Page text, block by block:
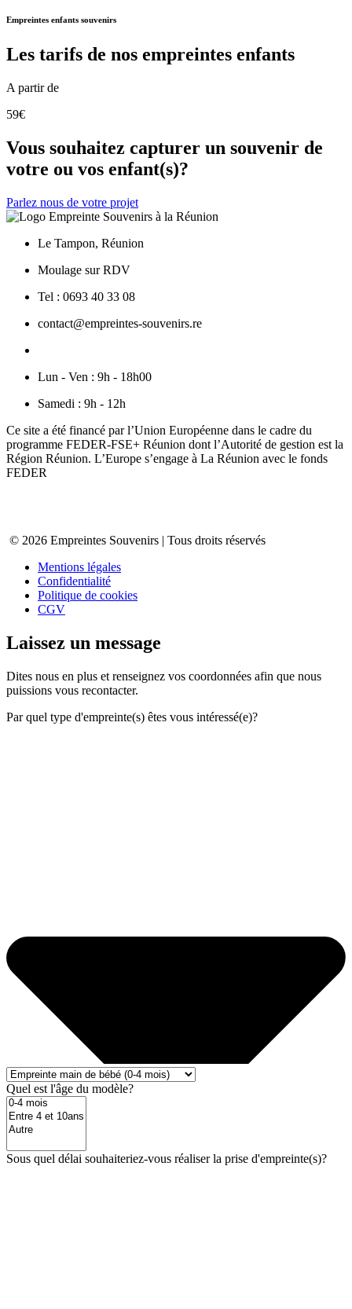
Empreintes enfants souvenirs
Les tarifs de nos empreintes enfants
A partir de
59€
Vous souhaitez capturer un souvenir de
votre ou vos enfant(s)?
Parlez nous de votre projet
Le Tampon, Réunion
Moulage sur RDV
Tel : 0693 40 33 08
contact@empreintes-souvenirs.re
Lun - Ven : 9h - 18h00
Samedi : 9h - 12h
Ce site a été financé par l’Union Européenne dans le cadre du
programme FEDER-FSE+ Réunion dont l’Autorité de gestion est la
Région Réunion. L’Europe s’engage à La Réunion avec le fonds
FEDER
© 2026 Empreintes Souvenirs | Tous droits réservés
Mentions légales
Confidentialité
Politique de cookies
CGV
Laissez un message
Dites nous en plus et renseignez vos coordonnées afin que nous
puissions vous recontacter.
Par quel type d'empreinte(s) êtes vous intéressé(e)?
Quel est l'âge du modèle?
Sous quel délai souhaiteriez-vous réaliser la prise d'empreinte(s)?